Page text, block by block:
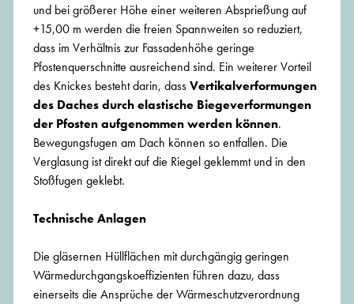
und bei größerer Höhe einer weiteren Absprießung auf
+15,00 m werden die freien Spannweiten so reduziert,
dass im Verhältnis zur Fassadenhöhe geringe
Pfostenquerschnitte ausreichend sind. Ein weiterer Vorteil
des Knickes besteht darin, dassVertikalverformungen
des Daches durch elastische Biegeverformungen
der Pfosten aufgenommen werden können.
Bewegungsfugen am Dach können so entfallen. Die
Verglasung ist direkt auf die Riegel geklemmt und in den
Stoßfugen geklebt.
Technische Anlagen
Die gläsernen Hüllflächen mit durchgängig geringen
Wärmedurchgangskoeffizienten führen dazu, dass
einerseits die Ansprüche der Wärmeschutzverordnung